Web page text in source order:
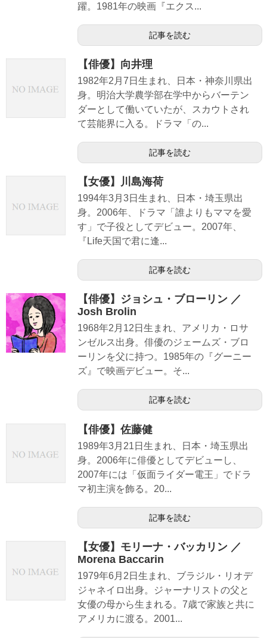
躍。1981年の映画『エクス...
記事を読む
【俳優】向井理
1982年2月7日生まれ、日本・神奈川県出
身。明治大学農学部在学中からバーテン
ダーとして働いていたが、スカウトされ
て芸能界に入る。ドラマ「の...
記事を読む
【女優】川島海荷
1994年3月3日生まれ、日本・埼玉県出
身。2006年、ドラマ「誰よりもママを愛
す」で子役としてデビュー。2007年、
『Life天国で君に逢...
記事を読む
【俳優】ジョシュ・ブローリン ／
Josh Brolin
1968年2月12日生まれ、アメリカ・ロサ
ンゼルス出身。俳優のジェームズ・ブロ
ーリンを父に持つ。1985年の『グーニー
ズ』で映画デビュー。そ...
記事を読む
【俳優】佐藤健
1989年3月21日生まれ、日本・埼玉県出
身。2006年に俳優としてデビューし、
2007年には「仮面ライダー電王」でドラ
マ初主演を飾る。20...
記事を読む
【女優】モリーナ・バッカリン ／
Morena Baccarin
1979年6月2日生まれ、ブラジル・リオデ
ジャネイロ出身。ジャーナリストの父と
女優の母から生まれる。7歳で家族と共に
アメリカに渡る。2001...